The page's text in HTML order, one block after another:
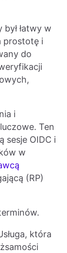
łatwy w
prostotę i
do
i
Ten
sesje OIDC i
w
(RP)
która